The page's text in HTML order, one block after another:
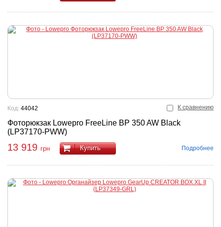
К сравнению
Фоторюкзак Lowepro FreeLine BP 350 AW Black
(LP37170-PWW)
Код: 44042
13 919 грн Купить Подробнее